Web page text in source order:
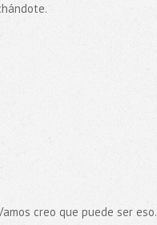
creo que puede ser eso.